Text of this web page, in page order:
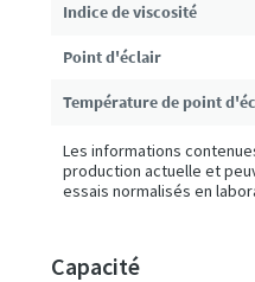
Indice de viscosité
Point d'éclair
Température de point
Les informations
production actuelle et
essais normalisés en
Capacité